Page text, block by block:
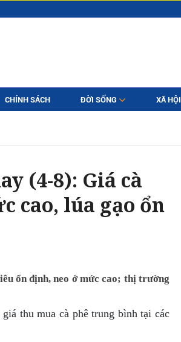
CHÍNH SÁCH ĐỜI SỐNG XÃ HỘI
(4-8): Giá cà
cao, lúa gạo ổn
ổn định, neo ở mức cao; thị trường
thu mua cà phê trung bình tại các